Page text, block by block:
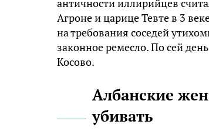
античности иллирийцев
Агроне и царице Тевте в 3
на требования соседей
законное ремесло. По сей
Косово.
Албанские
убивать